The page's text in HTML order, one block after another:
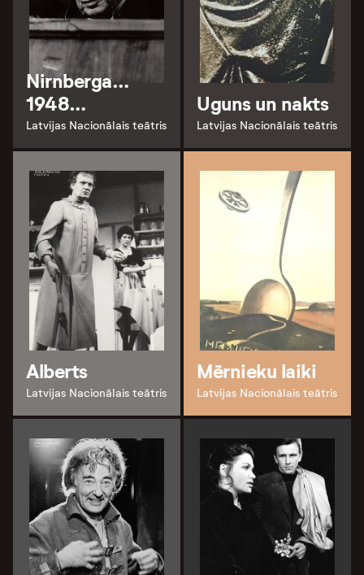
Nirnberga…
1948…
Latvijas Nacionālais teātris
Uguns un nakts
Latvijas Nacionālais teātris
Alberts
Latvijas Nacionālais teātris
Mērnieku laiki
Latvijas Nacionālais teātris